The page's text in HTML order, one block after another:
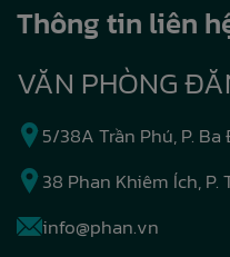
Thông tin liên
VĂN PHÒNG
5/38A Trần Phú, P. Ba
38 Phan Khiêm Ích, P.
info@phan.vn